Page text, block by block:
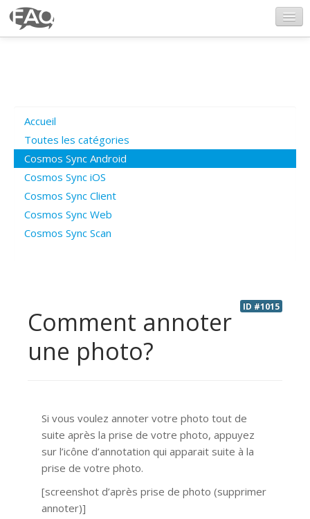
Poser une question
Questions ouvertes
Connexion
Accueil
Toutes les catégories
Cosmos Sync Android
Cosmos Sync iOS
Cosmos Sync Client
Cosmos Sync Web
Cosmos Sync Scan
ID #1015
Comment annoter
une photo?
Si vous voulez annoter votre photo tout de
suite après la prise de votre photo, appuyez
sur l’icône d’annotation qui apparait suite à la
prise de votre photo.
[screenshot d’après prise de photo (supprimer
annoter)]